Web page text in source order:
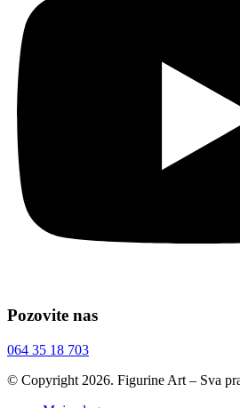
Pozovite nas
064 35 18 703
© Copyright 2026. Figurine Art – Sva